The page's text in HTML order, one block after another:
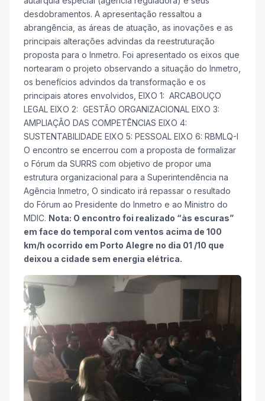
desdobramentos. A apresentação ressaltou a
abrangência, as áreas de atuação, as inovações e as
principais alterações advindas da reestruturação
proposta para o Inmetro. Foi apresentado os eixos que
nortearam o projeto observando a situação do Inmetro,
os benefícios advindos da transformação e os
principais atores envolvidos, EIXO 1: ARCABOUÇO
LEGAL EIXO 2: GESTÃO ORGANIZACIONAL EIXO 3:
AMPLIAÇÃO DAS COMPETÊNCIAS EIXO 4:
SUSTENTABILIDADE EIXO 5: PESSOAL EIXO 6: RBMLQ-I
O encontro se encerrou com a proposta de formalizar
o Fórum da SURRS com objetivo de propor uma
estrutura organizacional para a Superintendência na
Agência Inmetro, O sindicato irá repassar o resultado
do Fórum ao Presidente do Inmetro e ao Ministro do
MDIC. Nota: O encontro foi realizado “às escuras”
em face do temporal com ventos acima de 100
km/h ocorrido em Porto Alegre no dia 01 /10 que
deixou a cidade sem energia elétrica.